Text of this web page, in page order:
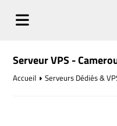
Serveur VPS -
Accueil Serveurs Dédiés &